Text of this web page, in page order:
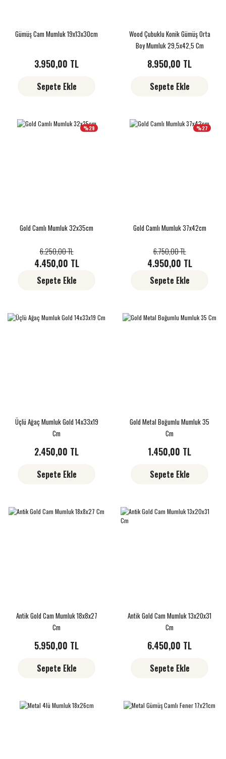
Gümüş Cam Mumluk 19x13x30cm
3.950,00 TL
Sepete Ekle
Wood Çubuklu Konik Gümüş Orta
Boy Mumluk 29,5x42,5 Cm
8.950,00 TL
Sepete Ekle
%29
Gold Camlı Mumluk 32x35cm
4.450,00 TL
6.250,00 TL
Sepete Ekle
%27
Gold Camlı Mumluk 37x42cm
4.950,00 TL
6.750,00 TL
Sepete Ekle
Üçlü Ağaç Mumluk Gold 14x33x19
Cm
2.450,00 TL
Sepete Ekle
Gold Metal Boğumlu Mumluk 35
Cm
1.450,00 TL
Sepete Ekle
Antik Gold Cam Mumluk 18x8x27
Cm
5.950,00 TL
Sepete Ekle
Antik Gold Cam Mumluk 13x20x31
Cm
6.450,00 TL
Sepete Ekle